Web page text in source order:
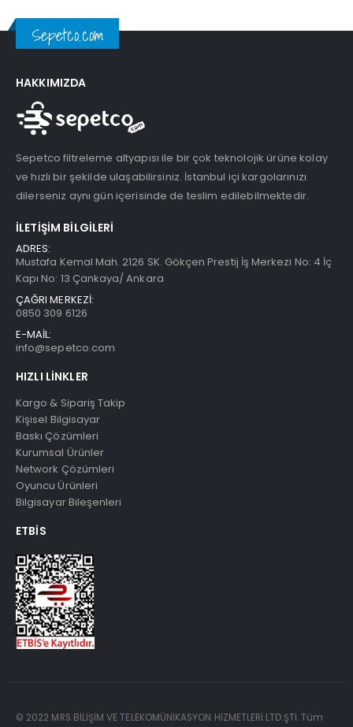
Sepetco.com
HAKKIMIZDA
Sepetco filtreleme altyapısı ile bir çok teknolojik ürüne kolay
ve hızlı bir şekilde ulaşabilirsiniz. İstanbul içi kargolarınızı
dilerseniz aynı gün içerisinde de teslim edilebilmektedir.
İLETIŞIM BILGILERI
ADRES:
Mustafa Kemal Mah. 2126 SK. Gökçen Prestij İş Merkezi No: 4 İç
Kapı No: 13 Çankaya/ Ankara
ÇAĞRI MERKEZİ:
0850 309 6126
E-MAİL:
info@sepetco.com
HIZLI LINKLER
Kargo & Sipariş Takip
Kişisel Bilgisayar
Baskı Çözümleri
Kurumsal Ürünler
Network Çözümleri
Oyuncu Ürünleri
Bilgisayar Bileşenleri
ETBIS
© 2022 MRS BİLİŞİM VE TELEKOMÜNİKASYON HİZMETLERİ LTD.ŞTİ. Tüm